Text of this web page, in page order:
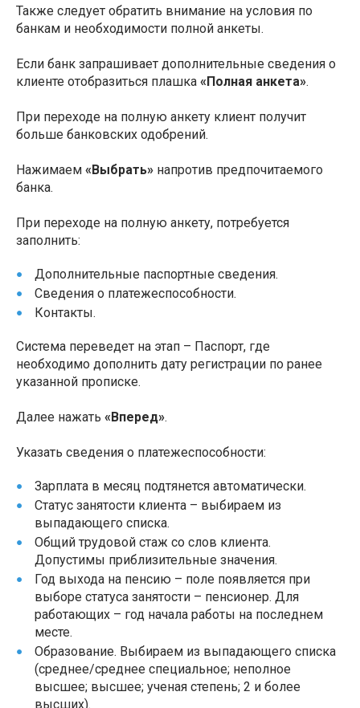
Также следует обратить внимание на условия по
банкам и необходимости полной анкеты.
Если банк запрашивает дополнительные сведения о
клиенте отобразиться плашка «Полная анкета».
При переходе на полную анкету клиент получит
больше банковских одобрений.
Нажимаем «Выбрать» напротив предпочитаемого
банка.
При переходе на полную анкету, потребуется
заполнить:
Дополнительные паспортные сведения.
Сведения о платежеспособности.
Контакты.
Система переведет на этап – Паспорт, где
необходимо дополнить дату регистрации по ранее
указанной прописке.
Далее нажать «Вперед».
Указать сведения о платежеспособности:
Зарплата в месяц подтянется автоматически.
Статус занятости клиента – выбираем из
выпадающего списка.
Общий трудовой стаж со слов клиента.
Допустимы приблизительные значения.
Год выхода на пенсию – поле появляется при
выборе статуса занятости – пенсионер. Для
работающих – год начала работы на последнем
месте.
Образование. Выбираем из выпадающего списка
(среднее/среднее специальное; неполное
высшее; высшее; ученая степень; 2 и более
высших).